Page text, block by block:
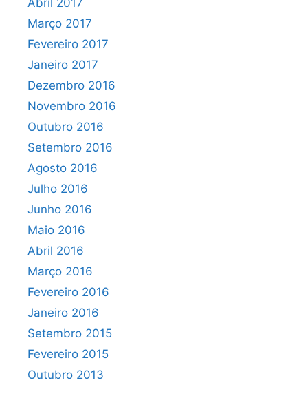
Abril 2017
Março 2017
Fevereiro 2017
Janeiro 2017
Dezembro 2016
Novembro 2016
Outubro 2016
Setembro 2016
Agosto 2016
Julho 2016
Junho 2016
Maio 2016
Abril 2016
Março 2016
Fevereiro 2016
Janeiro 2016
Setembro 2015
Fevereiro 2015
Outubro 2013